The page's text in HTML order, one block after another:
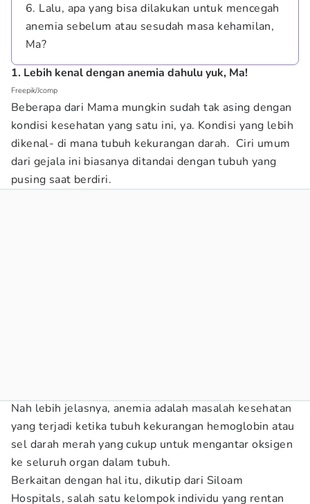
6. Lalu, apa yang bisa dilakukan untuk mencegah
anemia sebelum atau sesudah masa kehamilan,
Ma?
1. Lebih kenal dengan anemia dahulu yuk, Ma!
Freepik/Jcomp
Beberapa dari Mama mungkin sudah tak asing dengan
kondisi kesehatan yang satu ini, ya. Kondisi yang lebih
dikenal- di mana tubuh kekurangan darah. Ciri umum
dari gejala ini biasanya ditandai dengan tubuh yang
pusing saat berdiri.
Nah lebih jelasnya, anemia adalah masalah kesehatan
yang terjadi ketika tubuh kekurangan hemoglobin atau
sel darah merah yang cukup untuk mengantar oksigen
ke seluruh organ dalam tubuh.
Berkaitan dengan hal itu, dikutip dari Siloam
Hospitals, salah satu kelompok individu yang rentan